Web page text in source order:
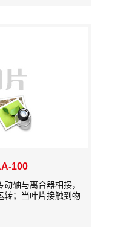
100
轴与离合器相接，
转；当叶片接触到物
测机构同时输出一